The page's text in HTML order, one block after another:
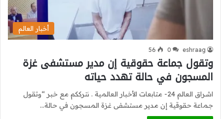
أخبار العالم
eshraag
0
56
وتقول جماعة حقوقية إن مدير مستشفى غزة
المسجون في حالة تهدد حياته
اشراق العالم 24- متابعات الأخبار العالمية . نترككم مع خبر “وتقول
جماعة حقوقية إن مدير مستشفى غزة المسجون في حالة…